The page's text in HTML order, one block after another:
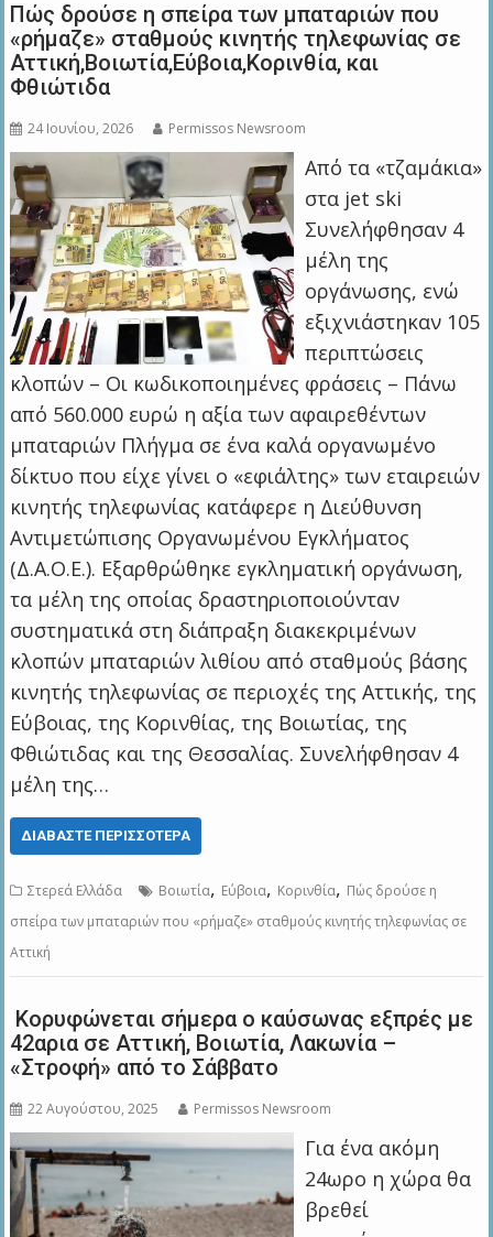
Πώς δρούσε η σπείρα των μπαταριών που
«ρήμαζε» σταθμούς κινητής τηλεφωνίας σε
Αττική,Βοιωτία,Εύβοια,Κορινθία, και
Φθιώτιδα
24 Ιουνίου, 2026 Permissos Newsroom
Από τα «τζαμάκια»
στα jet ski
Συνελήφθησαν 4
μέλη της
οργάνωσης, ενώ
εξιχνιάστηκαν 105
περιπτώσεις
κλοπών – Οι κωδικοποιημένες φράσεις – Πάνω
από 560.000 ευρώ η αξία των αφαιρεθέντων
μπαταριών Πλήγμα σε ένα καλά οργανωμένο
δίκτυο που είχε γίνει ο «εφιάλτης» των εταιρειών
κινητής τηλεφωνίας κατάφερε η Διεύθυνση
Αντιμετώπισης Οργανωμένου Εγκλήματος
(Δ.Α.Ο.Ε.). Εξαρθρώθηκε εγκληματική οργάνωση,
τα μέλη της οποίας δραστηριοποιούνταν
συστηματικά στη διάπραξη διακεκριμένων
κλοπών μπαταριών λιθίου από σταθμούς βάσης
κινητής τηλεφωνίας σε περιοχές της Αττικής, της
Εύβοιας, της Κορινθίας, της Βοιωτίας, της
Φθιώτιδας και της Θεσσαλίας. Συνελήφθησαν 4
μέλη της…
ΔΙΑΒΆΣΤΕ ΠΕΡΙΣΣΌΤΕΡΑ
Στερεά Ελλάδα Βοιωτία, Εύβοια, Κορινθία, Πώς δρούσε η
σπείρα των μπαταριών που «ρήμαζε» σταθμούς κινητής τηλεφωνίας σε
Αττική
Κορυφώνεται σήμερα ο καύσωνας εξπρές με
42αρια σε Αττική, Βοιωτία, Λακωνία –
«Στροφή» από το Σάββατο
22 Αυγούστου, 2025 Permissos Newsroom
Για ένα ακόμη
24ωρο η χώρα θα
βρεθεί